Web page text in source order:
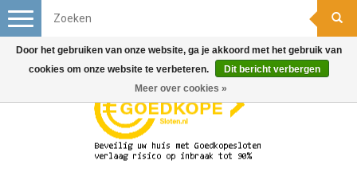
Toggle
navigation
Door het gebruiken van onze website, ga je akkoord met het gebruik van
cookies om onze website te verbeteren.
Dit bericht verbergen
Meer over cookies »